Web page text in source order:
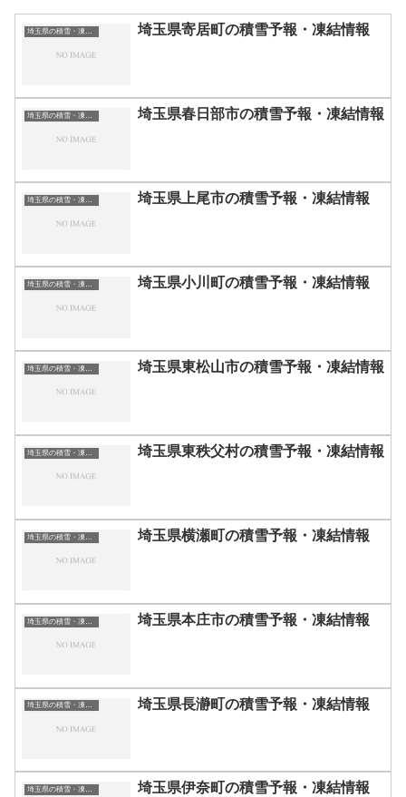
埼玉県の積雪・凍結情報 埼玉県寄居町の積雪予報・凍結情報
埼玉県の積雪・凍結情報 埼玉県春日部市の積雪予報・凍結情報
埼玉県の積雪・凍結情報 埼玉県上尾市の積雪予報・凍結情報
埼玉県の積雪・凍結情報 埼玉県小川町の積雪予報・凍結情報
埼玉県の積雪・凍結情報 埼玉県東松山市の積雪予報・凍結情報
埼玉県東秩父村の積雪予報・凍結情報
埼玉県横瀬町の積雪予報・凍結情報
埼玉県本庄市の積雪予報・凍結情報
埼玉県の積雪・凍結情報 埼玉県長瀞町の積雪予報・凍結情報
埼玉県の積雪・凍結情報 埼玉県伊奈町の積雪予報・凍結情報